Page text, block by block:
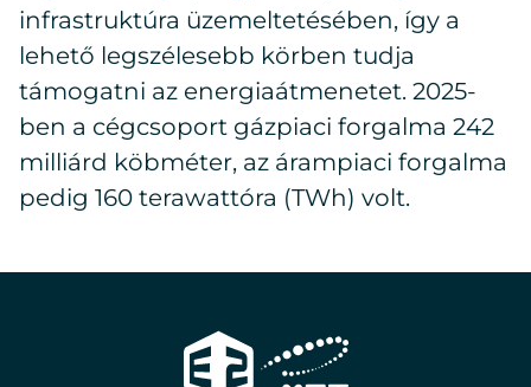
infrastruktúra üzemeltetésében, így a
lehető legszélesebb körben tudja
támogatni az energiaátmenetet. 2025-
ben a cégcsoport gázpiaci forgalma 242
milliárd köbméter, az árampiaci forgalma
pedig 160 terawattóra (TWh) volt.